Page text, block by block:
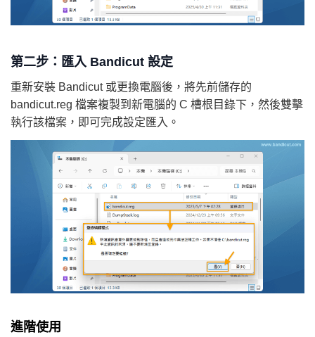
第二步：匯入 Bandicut 設定
重新安裝 Bandicut 或更換電腦後，將先前儲存的
bandicut.reg 檔案複製到新電腦的 C 槽根目錄下，然後雙擊
執行該檔案，即可完成設定匯入。
進階使用